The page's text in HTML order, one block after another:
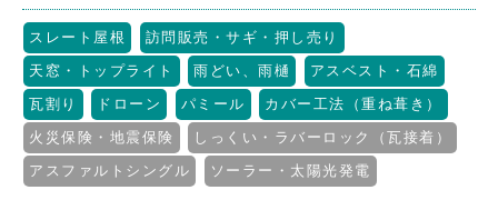
スレート屋根
訪問販売・サギ・押し売り
天窓・トップライト
雨どい、雨樋
アスベスト・石綿
瓦割り
ドローン パミール
カバー工法（重ね葺き）
火災保険・地震保険
しっくい・ラバーロック（瓦接着）
アスファルトシングル
ソーラー・太陽光発電